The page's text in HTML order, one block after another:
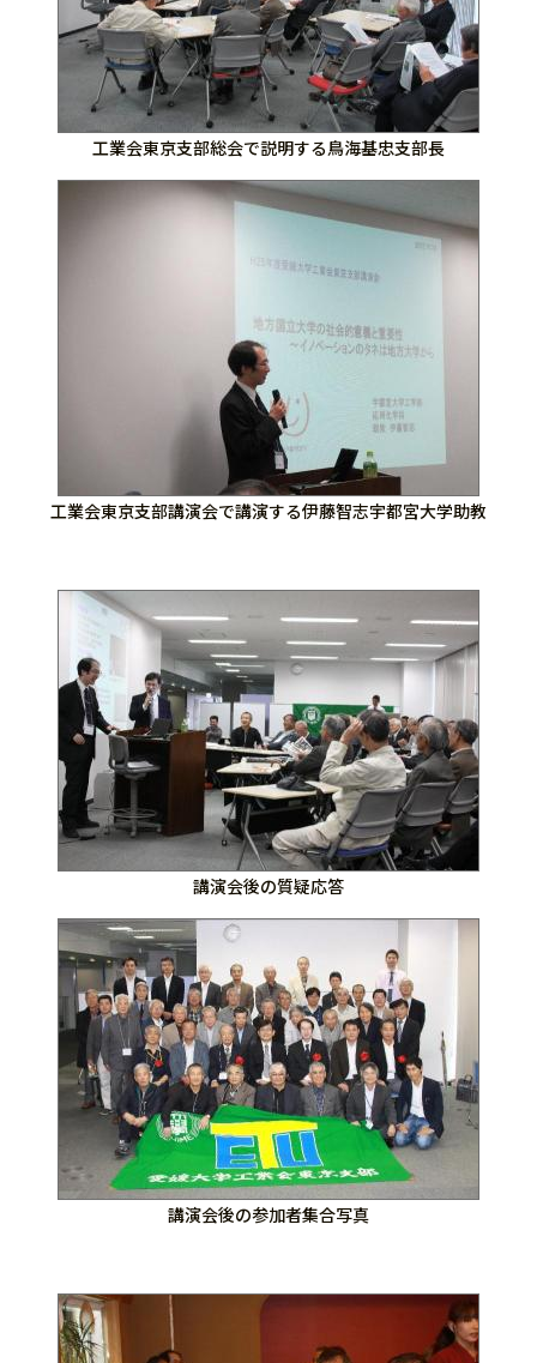
工業会東京支部総会で説明する鳥海基忠支部長
工業会東京支部講演会で講演する伊藤智志宇都宮大学助教
講演会後の質疑応答
講演会後の参加者集合写真